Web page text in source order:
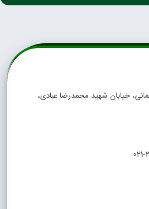
خیابان شهید محمدرضا عبادی،